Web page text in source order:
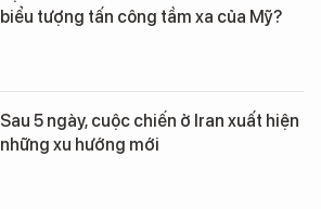
biểu tượng tấn công tầm xa của Mỹ?
Sau 5 ngày, cuộc chiến ở Iran xuất hiện
những xu hướng mới